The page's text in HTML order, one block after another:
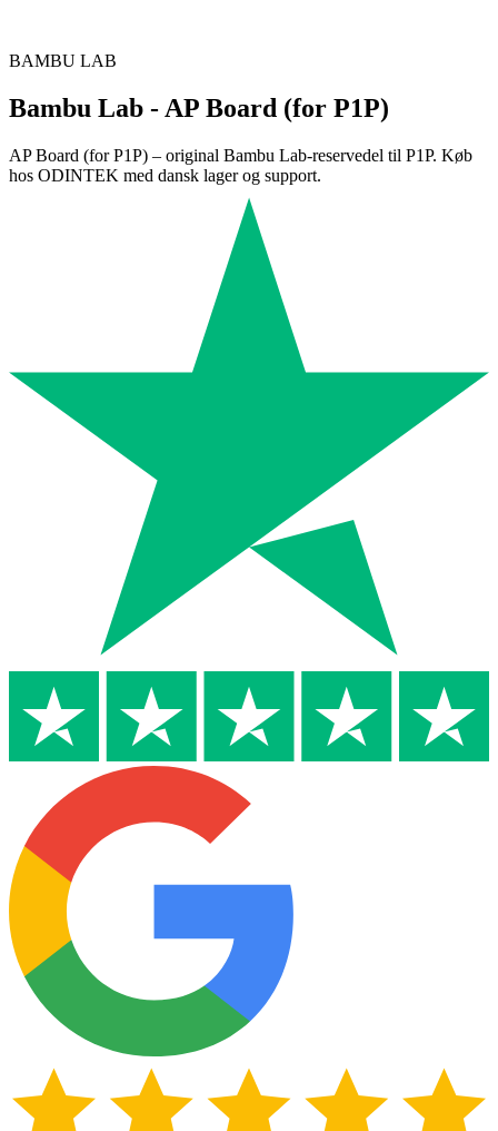
BAMBU LAB
Bambu Lab - AP Board (for P1P)
AP Board (for P1P) – original Bambu Lab-reservedel til P1P. Køb
hos ODINTEK med dansk lager og support.